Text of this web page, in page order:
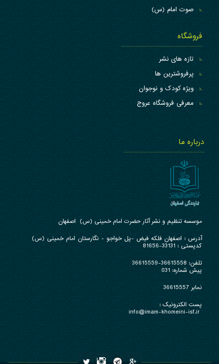
صوت امام (س)
فروشگاه
تازه های نشر
پرفروشترین ها
ویژه کودک و نوجوان
معرفی فروشگاه عروج
درباره ما
موسسه تنظیم و نشر آثار حضرت امام خمینی (س) اصفهان
آدرس : اصفهان فلکه فیض -پل خواجو - نگارستان امام خمینی (س)
کدپستی : 33131-81656
تلفن: 36615558-36615559
پیش شماره: 031
نمابر 36615557
پست الکترونیک :